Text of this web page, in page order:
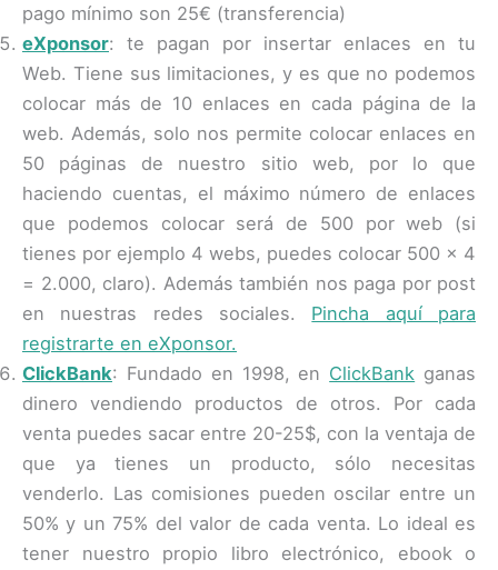
pago mínimo son 25€ (transferencia)
eXponsor: te pagan por insertar enlaces en tu
Web. Tiene sus limitaciones, y es que no podemos
colocar más de 10 enlaces en cada página de la
web. Además, solo nos permite colocar enlaces en
50 páginas de nuestro sitio web, por lo que
haciendo cuentas, el máximo número de enlaces
que podemos colocar será de 500 por web (si
tienes por ejemplo 4 webs, puedes colocar 500 x 4
= 2.000, claro). Además también nos paga por post
en nuestras redes sociales. Pincha aquí para
registrarte en eXponsor.
ClickBank: Fundado en 1998, en ClickBank ganas
dinero vendiendo productos de otros. Por cada
venta puedes sacar entre 20-25$, con la ventaja de
que ya tienes un producto, sólo necesitas
venderlo. Las comisiones pueden oscilar entre un
50% y un 75% del valor de cada venta. Lo ideal es
tener nuestro propio libro electrónico, ebook o